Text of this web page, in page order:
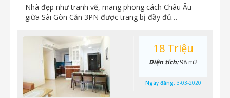
Nhà đẹp như tranh vẽ, mang phong cách Châu Âu
giữa Sài Gòn Căn 3PN được trang bị đầy đủ…
18 Triệu
Diện tích:98 m2
Ngày đăng: 3-03-2020